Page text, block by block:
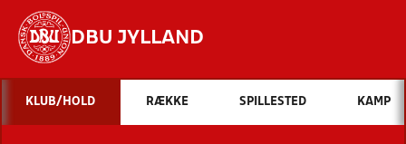
DBU JYLLAND
Hvad vil du søge efter?
INDHOLD OG NYHEDER
KLUB/HOLD RÆKKE SPILLESTED KAMP